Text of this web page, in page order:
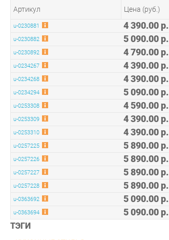
Артикул Цена (руб.)
u-0230881 4 390.00 р.
u-0230882 5 090.00 р.
u-0230892 4 790.00 р.
u-0234267 4 390.00 р.
u-0234268 4 390.00 р.
u-0234294 5 090.00 р.
u-0253308 4 590.00 р.
u-0253309 4 390.00 р.
u-0253310 4 390.00 р.
u-0257225 5 890.00 р.
u-0257226 5 890.00 р.
u-0257227 5 890.00 р.
u-0257228 5 890.00 р.
u-0363692 5 090.00 р.
u-0363694 5 090.00 р.
ТЭГИ